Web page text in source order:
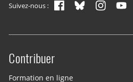
Suivez-nous :
Site menu
Contribuer
Formation en ligne